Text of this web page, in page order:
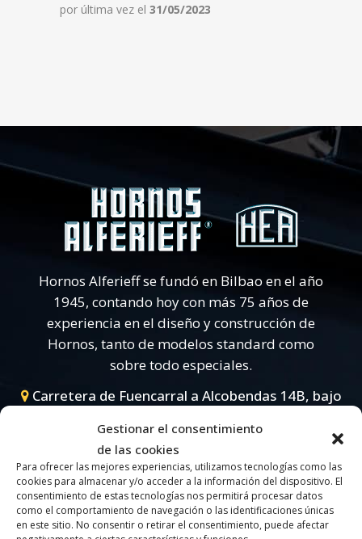
Gestionar el consentimiento
de las cookies
Para ofrecer las mejores experiencias, utilizamos tecnologías como las
cookies para almacenar y/o acceder a la información del dispositivo. El
consentimiento de estas tecnologías nos permitirá procesar datos
como el comportamiento de navegación o las identificaciones únicas
en este sitio. No consentir o retirar el consentimiento, puede afectar
por última vez el 31/05/2023
Hornos Alferieff se fundó en Bilbao en el año
1945, contando hoy con más 75 años de
experiencia en el diseño y construcción de
Hornos, tanto de modelos standard como
sobre todo especiales.
Carretera de Fuencarral a Alcobendas 14B, bajo
hornos@alferieff.com